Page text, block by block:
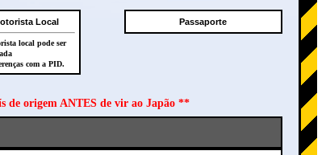
Local
local pode ser
com a PID.
Passaporte
de origem ANTES de vir ao Japão **